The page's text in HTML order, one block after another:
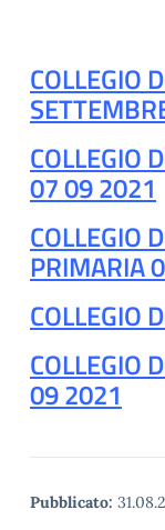
COLLEGIO
COLLEGIO
07 09 2021
COLLEGIO
PRIMARIA
COLLEGIO
COLLEGIO
09 2021
Pubblicato: